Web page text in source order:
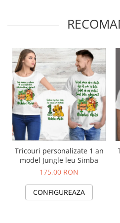
Tricouri personalizate 1 an
model Jungle leu Simba
175,00 RON
CONFIGUREAZA